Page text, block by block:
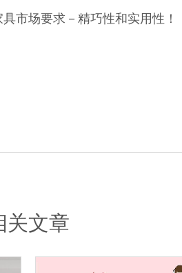
市场要求－精巧性和实用性！
关文章